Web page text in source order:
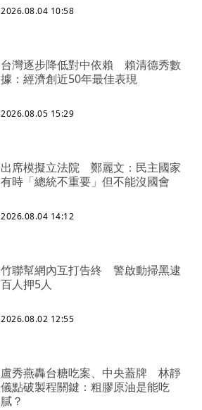
2026.08.04 10:58
台灣逐步降低對中依賴 賴清德秀數
據：經濟創近50年最佳表現
2026.08.05 15:29
出席模擬立法院 鄭麗文：民主國家
有時「總統不重要」但不能沒國會
2026.08.04 14:12
竹聯幫網內互打告終 警啟動掃黑逮
百人押5人
2026.08.02 12:55
盧秀燕轟台糖吃案、中央蓋牌 林靜
儀點破製程關鍵：粗膠原油是能吃
膩？